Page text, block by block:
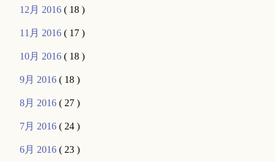
12月 2016( 18 )
11月 2016( 17 )
10月 2016( 18 )
9月 2016( 18 )
8月 2016( 27 )
7月 2016( 24 )
6月 2016( 23 )